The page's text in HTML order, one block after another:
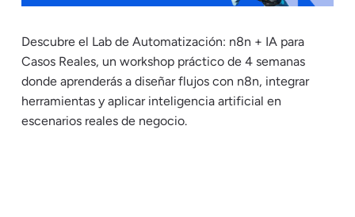
Descubre el Lab de Automatización: n8n + IA para
Casos Reales, un workshop práctico de 4 semanas
donde aprenderás a diseñar flujos con n8n, integrar
herramientas y aplicar inteligencia artificial en
escenarios reales de negocio.